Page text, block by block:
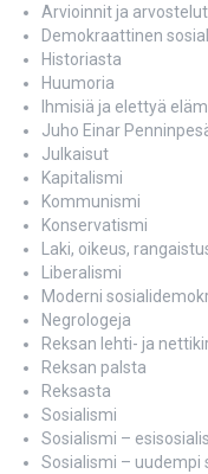
Arvioinnit ja arvostelut
Demokraattinen
Historiasta
Huumoria
Ihmisiä ja elettyä
Juho Einar
Julkaisut
Kapitalismi
Kommunismi
Konservatismi
Laki, oikeus,
Liberalismi
Moderni
Negrologeja
Reksan lehti- ja
Reksan palsta
Reksasta
Sosialismi
Sosialismi –
Sosialismi – uudempi